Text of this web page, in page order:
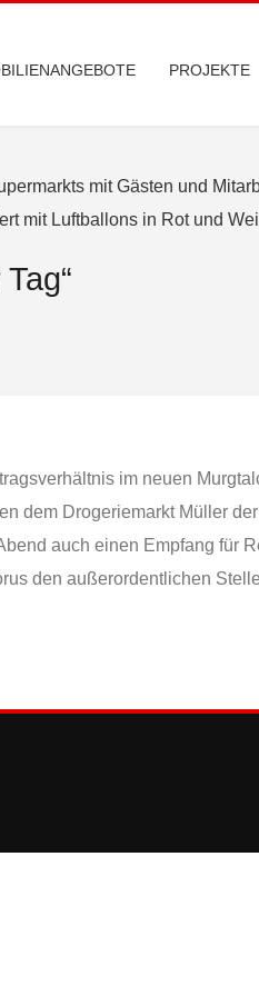
PROJEKTE
im neuen
dem Drogeriemarkt Müller
auch einen Empfang für
den außerordentlichen